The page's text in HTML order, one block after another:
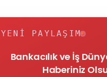
YENI PAYLAŞIM
Bankacılık ve İş
Haberiniz